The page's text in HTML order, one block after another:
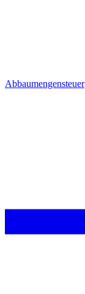
Abbaumengensteuer